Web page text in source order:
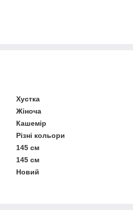
Хустка
Жіноча
Кашемір
Різні кольори
145 см
145 см
Новий